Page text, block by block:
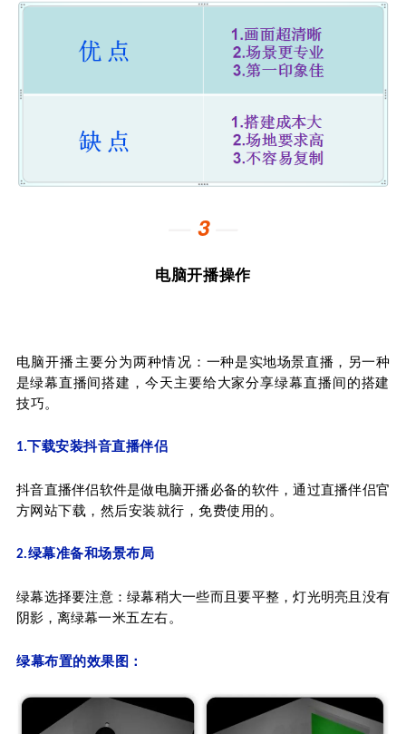
3
电脑开播操作
电脑开播主要分为两种情况： 一种是实地场景直播，另一种
是绿幕直播间搭建 ，今天主要给大家分享绿幕直播间的搭建
技巧。
1.下载安装抖音直播伴侣
抖音直播伴侣软件是做电脑开播必备的软件，通过直播伴侣官
方网站下载，然后安装就行，免费使用的。
2.绿幕准备和场景布局
绿幕选择要注意：绿幕稍大一些而且要平整，灯光明亮且没有
阴影，离绿幕一米五左右。
绿幕布置的效果图：